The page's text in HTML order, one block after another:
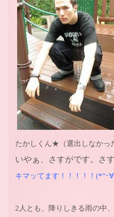
たかしくん★（選出しなかっ
いやぁ、さすがです。さ
キマッてます！！！！！ (*"･∀
2人とも、降りしきる雨の中、